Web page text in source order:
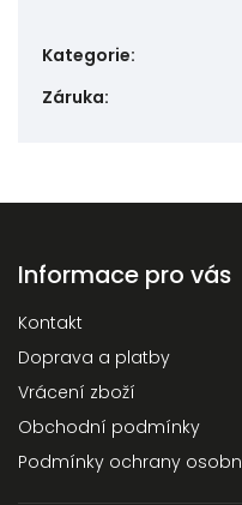
Kategorie:
Záruka:
Informace pro vás
Kontakt
Doprava a platby
Vrácení zboží
Obchodní podmínky
Podmínky ochrany